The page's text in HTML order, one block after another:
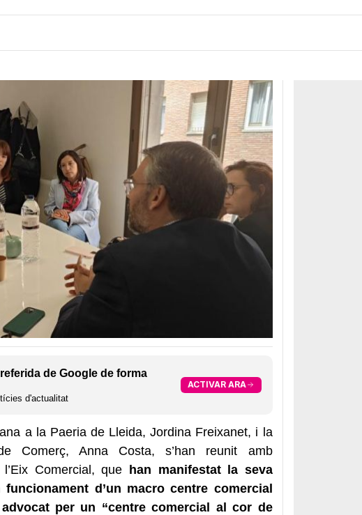
de Google de forma
d'actualitat
ACTIVAR ARA
a la Paeria de Lleida, Jordina Freixanet, i la
Comerç, Anna Costa, s’han reunit amb
Comercial, que han manifestat la seva
d’un macro centre comercial
per un “centre comercial al cor de